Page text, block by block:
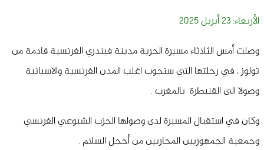
الأربعاء: 23 أبريل 2025
وصلت أمس الثلاثاء مسيرة الحرية مدينة فيندري الفرنسية قادمة من
تولوز ، في رحلتها التي ستجوب اغلب المدن الفرنسية والاسبانية
وصولا الى القنيطرة بالمغرب .
وكان في استقبال المسيرة لدى وصولها الحزب الشيوعي الفرنسي
وجمعية الجمهوريين المحاربين من أحجل السلام .